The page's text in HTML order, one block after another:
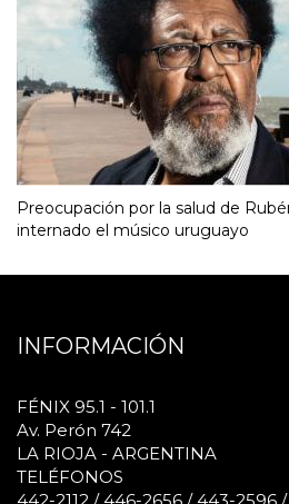
Preocupación por la salud de
internado el músico uruguayo
INFORMACIÓN
FÉNIX 95.1 - 101.1
Av. Perón 742
LA RIOJA - ARGENTINA
TELÉFONOS
442-2112 / 446-2656 / 443-2596